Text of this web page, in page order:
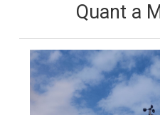
Quant a